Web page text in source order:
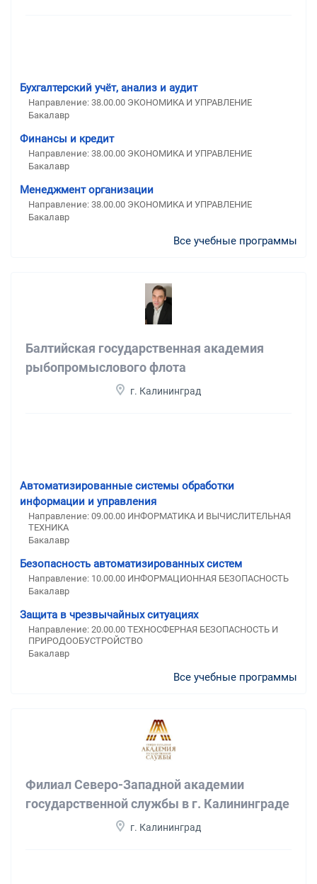
Бухгалтерский учёт, анализ и аудит
Направление: 38.00.00 ЭКОНОМИКА И УПРАВЛЕНИЕ
Бакалавр
Финансы и кредит
Направление: 38.00.00 ЭКОНОМИКА И УПРАВЛЕНИЕ
Бакалавр
Менеджмент организации
Направление: 38.00.00 ЭКОНОМИКА И УПРАВЛЕНИЕ
Бакалавр
Все учебные программы
Балтийская государственная академия
рыбопромыслового флота
г. Калининград
Автоматизированные системы обработки
информации и управления
Направление: 09.00.00 ИНФОРМАТИКА И ВЫЧИСЛИТЕЛЬНАЯ
ТЕХНИКА
Бакалавр
Безопасность автоматизированных систем
Направление: 10.00.00 ИНФОРМАЦИОННАЯ БЕЗОПАСНОСТЬ
Бакалавр
Защита в чрезвычайных ситуациях
Направление: 20.00.00 ТЕХНОСФЕРНАЯ БЕЗОПАСНОСТЬ И
ПРИРОДООБУСТРОЙСТВО
Бакалавр
Все учебные программы
Филиал Северо-Западной академии
государственной службы в г. Калининграде
г. Калининград